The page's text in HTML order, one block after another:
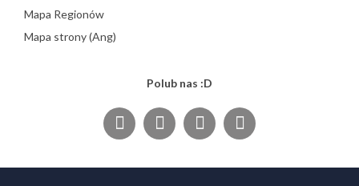
Mapa Regionów
Mapa strony (Ang)
Polub nas :D